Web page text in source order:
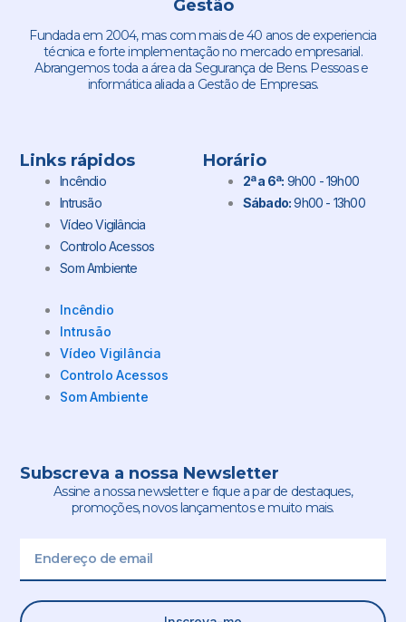
Gestão
Fundada em 2004, mas com mais de 40 anos de experiencia
técnica e forte implementação no mercado empresarial.
Abrangemos toda a área da Segurança de Bens. Pessoas e
informática aliada a Gestão de Empresas.
Links rápidos
Incêndio
Intrusão
Vídeo Vigilância
Controlo Acessos
Som Ambiente
Incêndio
Intrusão
Vídeo Vigilância
Controlo Acessos
Som Ambiente
Horário
2ª a 6ª: 9h00 - 19h00
Sábado:9h00 - 13h00
Subscreva a nossa Newsletter
Assine a nossa newsletter e fique a par de destaques,
promoções, novos lançamentos e muito mais.